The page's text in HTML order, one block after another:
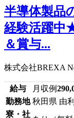
半導体製品
経験活躍中
＆賞与...
株式会社BREXA
給与 月収例
勤務地 秋田県 由
寮・社